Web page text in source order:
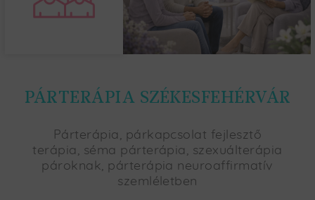
PÁRTERÁPIA SZÉKESFEHÉRVÁR
Párterápia, párkapcsolat fejlesztő
terápia, séma párterápia, szexuálterápia
pároknak, párterápia neuroaffirmatív
szemléletben